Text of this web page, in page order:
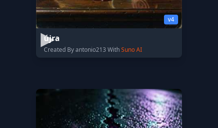
v4
újra
Created By antonio213 WithSuno AI